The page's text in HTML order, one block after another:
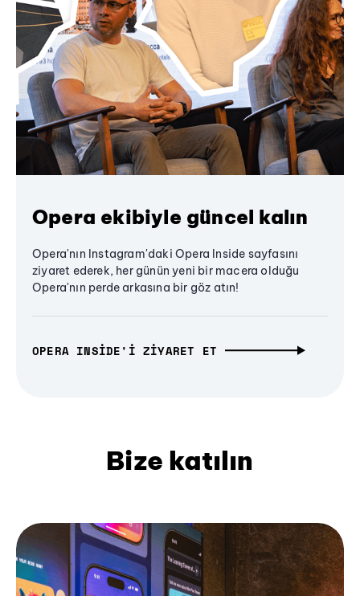
Opera ekibiyle güncel kalın
Opera'nın Instagram'daki Opera Inside sayfasını
ziyaret ederek, her günün yeni bir macera olduğu
Opera'nın perde arkasına bir göz atın!
OPERA INSIDE'I ZIYARET ET
Bize katılın